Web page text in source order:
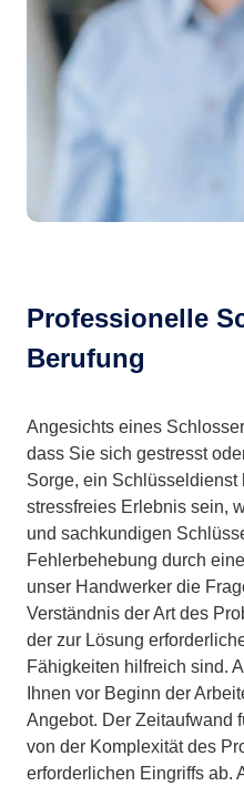
Professionelle
Berufung
Angesichts eines
dass Sie sich gestresst
Sorge, ein Schlüsseldienst
stressfreies Erlebnis sein,
und sachkundigen
Fehlerbehebung durch
unser Handwerker die
Verständnis der Art des
der zur Lösung
Fähigkeiten hilfreich sind.
Ihnen vor Beginn der
Angebot. Der Zeitaufwand
von der Komplexität des
erforderlichen Eingriffs ab.